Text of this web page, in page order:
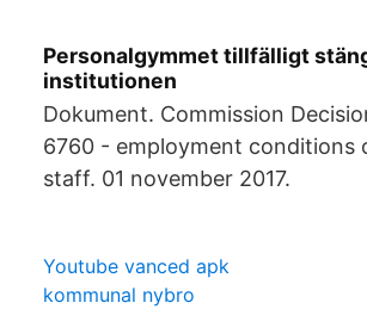
Personalgymmet tillfälligt
institutionen
Dokument. Commission
6760 - employment conditions
staff. 01 november 2017.
Youtube vanced apk
kommunal nybro